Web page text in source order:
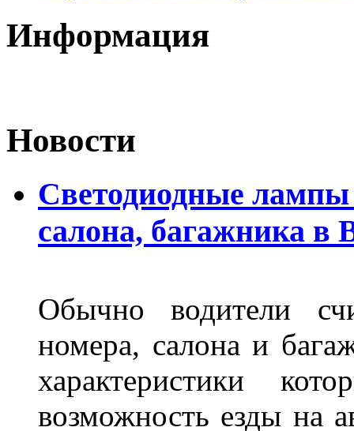
Информация
Новости
Светодиодные лампы
салона, багажника в
Обычно водители
номера, салона и
характеристики
возможность езды на